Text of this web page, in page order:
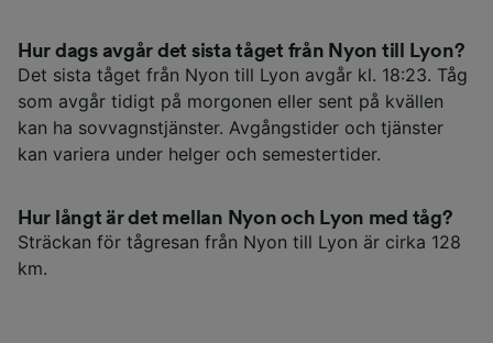
Hur dags avgår det sista tåget från Nyon till Lyon?
Det sista tåget från Nyon till Lyon avgår kl. 18:23. Tåg
som avgår tidigt på morgonen eller sent på kvällen
kan ha sovvagnstjänster. Avgångstider och tjänster
kan variera under helger och semestertider.
Hur långt är det mellan Nyon och Lyon med tåg?
Sträckan för tågresan från Nyon till Lyon är cirka 128
km.